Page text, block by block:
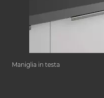
Maniglia in testa